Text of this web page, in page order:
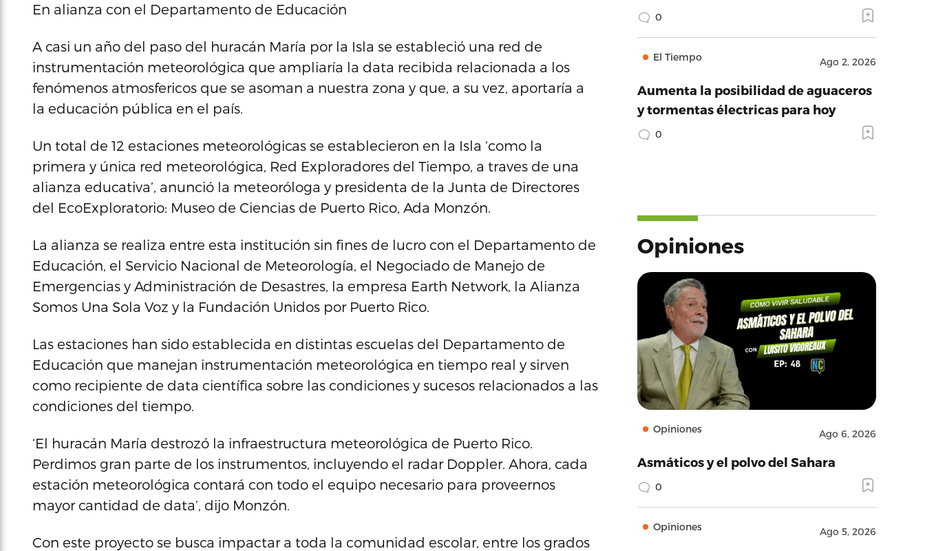
En alianza con el Departamento de Educación
A casi un año del paso del huracán María por la Isla se estableció una red de
instrumentación meteorológica que ampliaría la data recibida relacionada a los
fenómenos atmosfericos que se asoman a nuestra zona y que, a su vez, aportaría a
la educación pública en el país.
Un total de 12 estaciones meteorológicas se establecieron en la Isla ‘como la
primera y única red meteorológica, Red Exploradores del Tiempo, a traves de una
alianza educativa’, anunció la meteoróloga y presidenta de la Junta de Directores
del EcoExploratorio: Museo de Ciencias de Puerto Rico, Ada Monzón.
La alianza se realiza entre esta institución sin fines de lucro con el Departamento de
Educación, el Servicio Nacional de Meteorología, el Negociado de Manejo de
Emergencias y Administración de Desastres, la empresa Earth Network, la Alianza
Somos Una Sola Voz y la Fundación Unidos por Puerto Rico.
Las estaciones han sido establecida en distintas escuelas del Departamento de
Educación que manejan instrumentación meteorológica en tiempo real y sirven
como recipiente de data científica sobre las condiciones y sucesos relacionados a las
condiciones del tiempo.
‘El huracán María destrozó la infraestructura meteorológica de Puerto Rico.
Perdimos gran parte de los instrumentos, incluyendo el radar Doppler. Ahora, cada
estación meteorológica contará con todo el equipo necesario para proveernos
mayor cantidad de data’, dijo Monzón.
Con este proyecto se busca impactar a toda la comunidad escolar, entre los grados
0
El Tiempo Ago 2, 2026
Aumenta la posibilidad de aguaceros
y tormentas électricas para hoy
0
Opiniones
Opiniones Ago 6, 2026
Asmáticos y el polvo del Sahara
0
Opiniones Ago 5, 2026